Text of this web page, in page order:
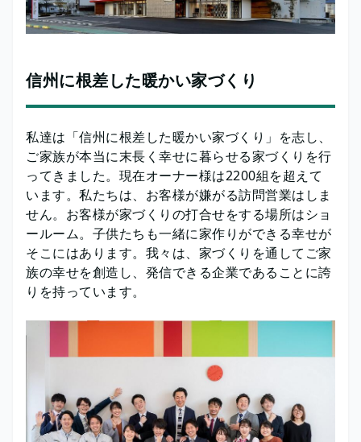
信州に根差した暖かい家づくり
私達は「信州に根差した暖かい家づくり」を志し、
ご家族が本当に末長く幸せに暮らせる家づくりを行
ってきました。現在オーナー様は2200組を超えて
います。私たちは、お客様が嫌がる訪問営業はしま
せん。お客様が家づくりの打合せをする場所はショ
ールーム。子供たちも一緒に家作りができる幸せが
そこにはあります。我々は、家づくりを通してご家
族の幸せを創造し、発信できる企業であることに誇
りを持っています。